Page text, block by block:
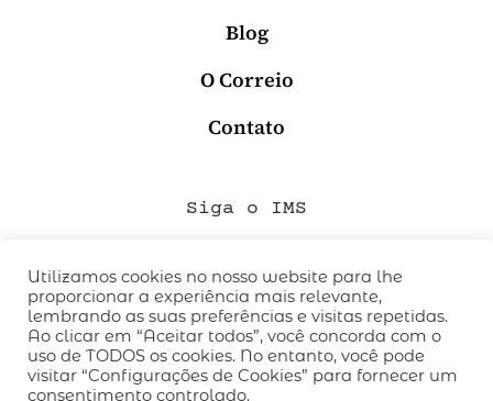
Blog
O Correio
Contato
Siga o IMS
QUEM SOMOS
CÓDIGO DE CONDUTA
POLÍTICA DE PRIVACIDADE
TERMOS DE USO
Utilizamos cookies no nosso website para lhe
proporcionar a experiência mais relevante,
lembrando as suas preferências e visitas repetidas.
Ao clicar em “Aceitar todos”, você concorda com o
uso de TODOS os cookies. No entanto, você pode
visitar “Configurações de Cookies” para fornecer um
consentimento controlado.